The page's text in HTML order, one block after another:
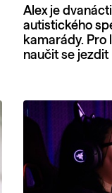
Alex je
autistického
kamarády. Pro
naučit se jezdit